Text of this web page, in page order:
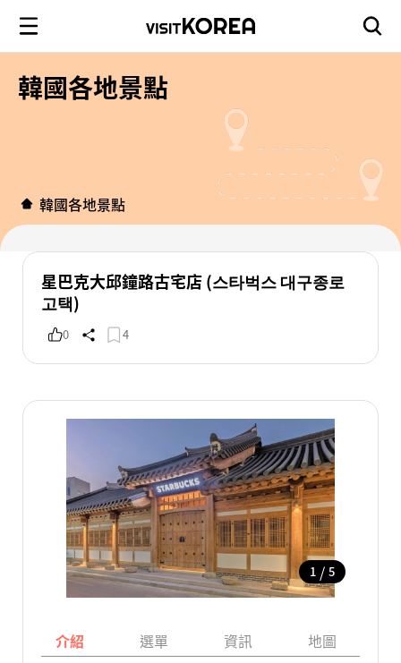
韓國各地景點
韓國各地景點
星巴克大邱鐘路古宅店 (스타벅스 대구종로
고택)
0 4
1 / 5
介紹 選單 資訊 地圖